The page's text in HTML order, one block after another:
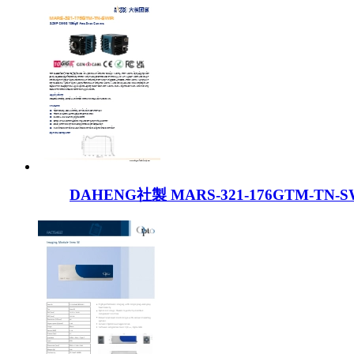
DAHENG社製 MARS-321-176GTM-TN-